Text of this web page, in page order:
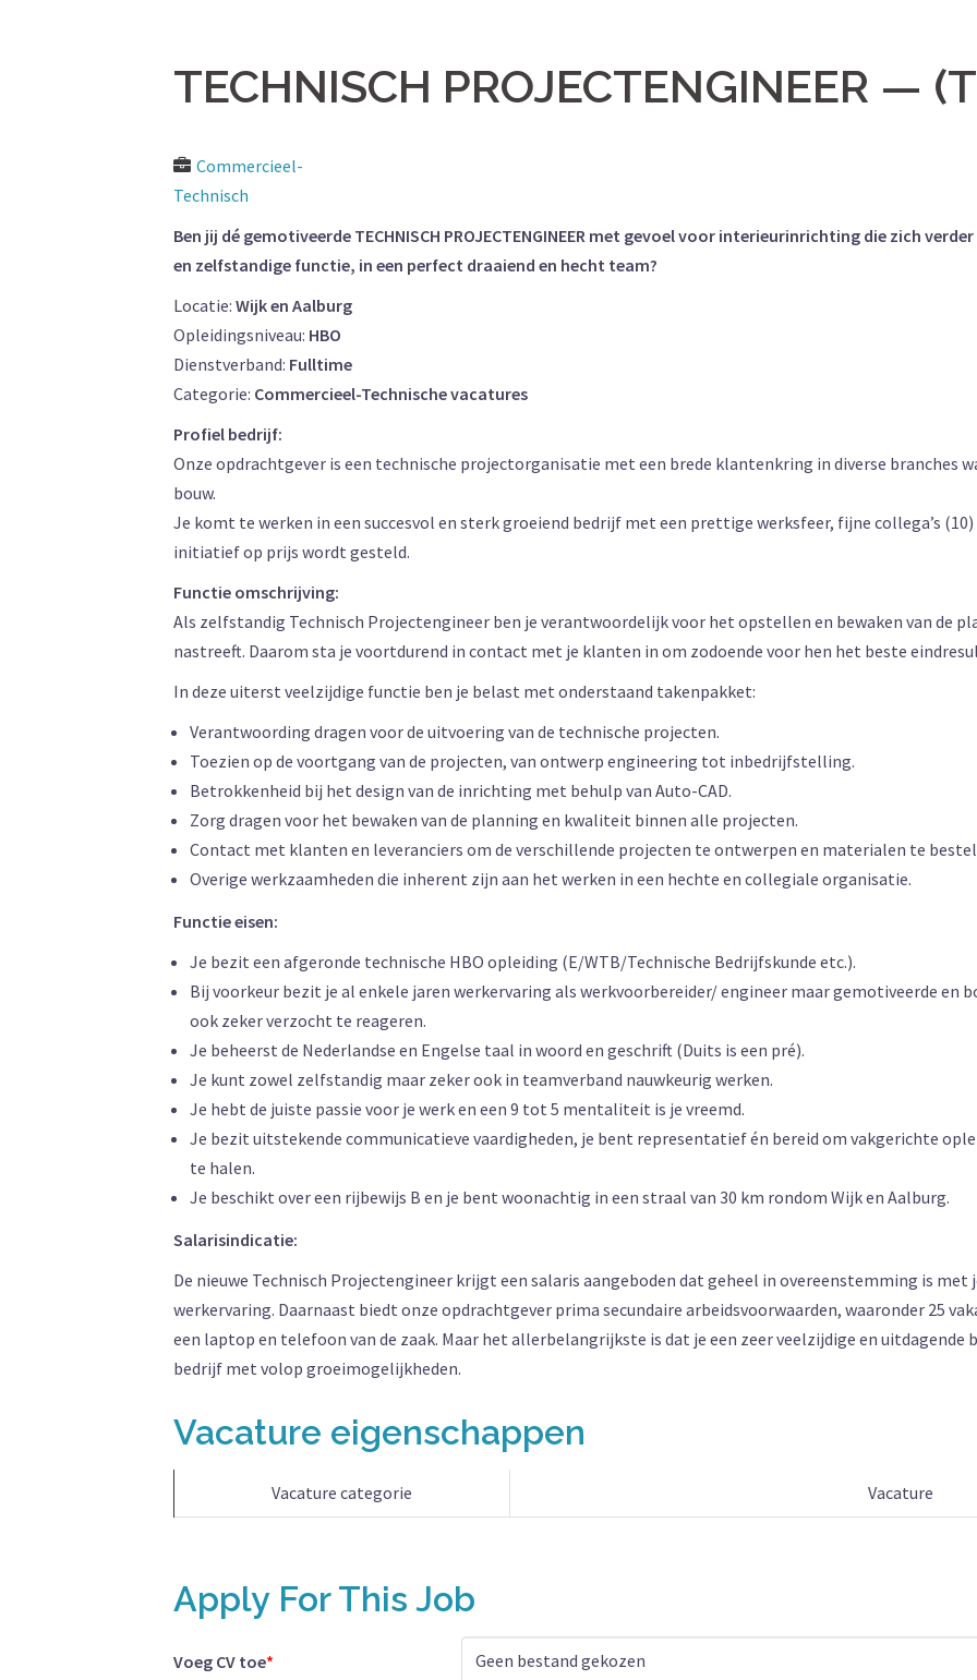
TECHNISCH PROJECTENGINEER —
Commercieel-
Technisch
Ben jij dé gemotiveerde TECHNISCH PROJECTENGINEER met gevoel voor interieurinrichting die zich
en zelfstandige functie, in een perfect draaiend en hecht team?
Locatie: Wijk en Aalburg
Opleidingsniveau: HBO
Dienstverband: Fulltime
Categorie: Commercieel-Technische vacatures
Profiel bedrijf:
Onze opdrachtgever is een technische projectorganisatie met een brede klantenkring in diverse branches
bouw.
Je komt te werken in een succesvol en sterk groeiend bedrijf met een prettige werksfeer, fijne collega’s
initiatief op prijs wordt gesteld.
Functie omschrijving:
Als zelfstandig Technisch Projectengineer ben je verantwoordelijk voor het opstellen en bewaken van de
nastreeft. Daarom sta je voortdurend in contact met je klanten in om zodoende voor hen het beste
In deze uiterst veelzijdige functie ben je belast met onderstaand takenpakket:
Verantwoording dragen voor de uitvoering van de technische projecten.
Toezien op de voortgang van de projecten, van ontwerp engineering tot inbedrijfstelling.
Betrokkenheid bij het design van de inrichting met behulp van Auto-CAD.
Zorg dragen voor het bewaken van de planning en kwaliteit binnen alle projecten.
Contact met klanten en leveranciers om de verschillende projecten te ontwerpen en materialen te
Overige werkzaamheden die inherent zijn aan het werken in een hechte en collegiale organisatie.
Functie eisen:
Je bezit een afgeronde technische HBO opleiding (E/WTB/Technische Bedrijfskunde etc.).
Bij voorkeur bezit je al enkele jaren werkervaring als werkvoorbereider/ engineer maar gemotiveerde en
ook zeker verzocht te reageren.
Je beheerst de Nederlandse en Engelse taal in woord en geschrift (Duits is een pré).
Je kunt zowel zelfstandig maar zeker ook in teamverband nauwkeurig werken.
Je hebt de juiste passie voor je werk en een 9 tot 5 mentaliteit is je vreemd.
Je bezit uitstekende communicatieve vaardigheden, je bent representatief én bereid om vakgerichte
te halen.
Je beschikt over een rijbewijs B en je bent woonachtig in een straal van 30 km rondom Wijk en Aalburg.
Salarisindicatie:
De nieuwe Technisch Projectengineer krijgt een salaris aangeboden dat geheel in overeenstemming is met
werkervaring. Daarnaast biedt onze opdrachtgever prima secundaire arbeidsvoorwaarden, waaronder 25
een laptop en telefoon van de zaak. Maar het allerbelangrijkste is dat je een zeer veelzijdige en uitdagende
bedrijf met volop groeimogelijkheden.
Vacature eigenschappen
Vacature categorie Vacature
Apply For This Job
Voeg CV toe* Geen bestand gekozen